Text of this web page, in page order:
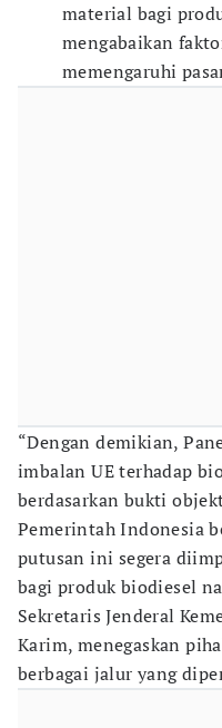
material bagi
mengabaikan
memengaruhi
“Dengan demikian,
imbalan UE terhadap
berdasarkan bukti
Pemerintah Indonesia
putusan ini segera
bagi produk biodiesel
Sekretaris Jenderal
Karim, menegaskan
berbagai jalur yang